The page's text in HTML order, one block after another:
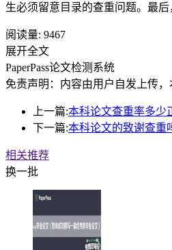
生必须留意目录的查重问题。最
阅读量: 9467
展开全文
PaperPass论文检测系统
免责声明：内容由用户自发上传
上一篇:本科论文查重率多少
下一篇:本科论文的致谢查重
相关推荐
换一批